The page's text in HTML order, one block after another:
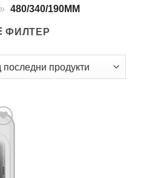
» 480/340/190MM
ФИЛТЕР
to